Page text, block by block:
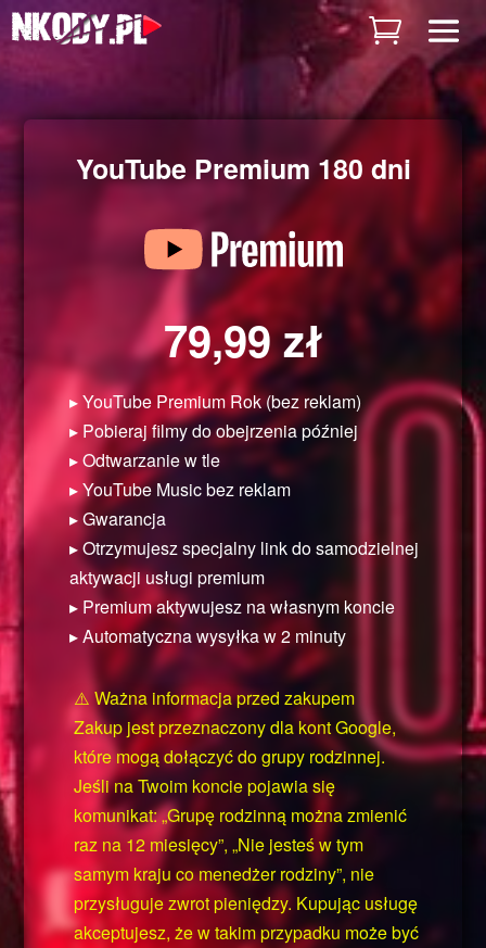
YouTube Premium 180 dni
79,99zł
▸ YouTube Premium Rok (bez reklam)
▸ Pobieraj filmy do obejrzenia później
▸ Odtwarzanie w tle
▸ YouTube Music bez reklam
▸ Gwarancja
▸ Otrzymujesz specjalny link do samodzielnej
aktywacji usługi premium
▸ Premium aktywujesz na własnym koncie
▸ Automatyczna wysyłka w 2 minuty
⚠️ Ważna informacja przed zakupem
Zakup jest przeznaczony dla kont Google,
które mogą dołączyć do grupy rodzinnej.
Jeśli na Twoim koncie pojawia się
komunikat: „Grupę rodzinną można zmienić
raz na 12 miesięcy”, „Nie jesteś w tym
samym kraju co menedżer rodziny”, nie
przysługuje zwrot pieniędzy. Kupując usługę
akceptujesz, że w takim przypadku może być